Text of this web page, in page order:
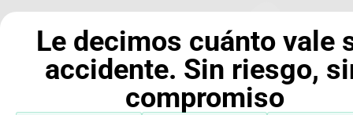
Le decimos cuánto vale
accidente. Sin riesgo,
compromiso